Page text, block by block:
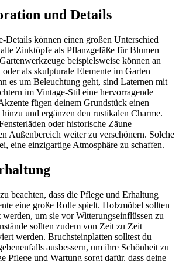
und Details
Details können einen großen Unterschied
Zinktöpfe als Pflanzgefäße für Blumen
beispielsweise können an
als skulpturale Elemente im Garten
es um Beleuchtung geht, sind Laternen mit
im Vintage-Stil eine hervorragende
fügen deinem Grundstück einen
und ergänzen den rustikalen Charme.
oder historische Zäune
Außenbereich weiter zu verschönern. Solche
eine einzigartige Atmosphäre zu schaffen.
beachten, dass die Pflege und Erhaltung
eine große Rolle spielt. Holzmöbel sollten
um sie vor Witterungseinflüssen zu
sollten zudem von Zeit zu Zeit
werden. Bruchsteinplatten solltest du
ausbessern, um ihre Schönheit zu
Pflege und Wartung sorgt dafür, dass deine